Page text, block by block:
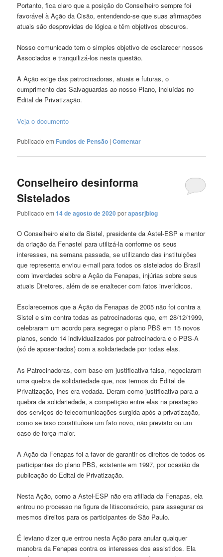
Portanto, fica claro que a posição do Conselheiro sempre foi
favorável à Ação da Cisão, entendendo-se que suas afirmações
atuais são desprovidas de lógica e têm objetivos obscuros.
Nosso comunicado tem o simples objetivo de esclarecer nossos
Associados e tranquilizá-los nesta questão.
A Ação exige das patrocinadoras, atuais e futuras, o
cumprimento das Salvaguardas ao nosso Plano, incluídas no
Edital de Privatização.
Veja o documento
Publicado em Fundos de Pensão |Comentar
Conselheiro desinforma
Sistelados
Publicado em14 de agosto de 2020porapasrjblog
O Conselheiro eleito da Sistel, presidente da Astel-ESP e mentor
da criação da Fenastel para utilizá-la conforme os seus
interesses, na semana passada, se utilizando das instituições
que representa enviou e-mail para todos os sistelados do Brasil
com inverdades sobre a Ação da Fenapas, injúrias sobre seus
atuais Diretores, além de se enaltecer com fatos inverídicos.
Esclarecemos que a Ação da Fenapas de 2005 não foi contra a
Sistel e sim contra todas as patrocinadoras que, em 28/12/1999,
celebraram um acordo para segregar o plano PBS em 15 novos
planos, sendo 14 individualizados por patrocinadora e o PBS-A
(só de aposentados) com a solidariedade por todas elas.
As Patrocinadoras, com base em justificativa falsa, negociaram
uma quebra de solidariedade que, nos termos do Edital de
Privatização, lhes era vedada. Deram como justificativa para a
quebra de solidariedade, a competição entre elas na prestação
dos serviços de telecomunicações surgida após a privatização,
como se isso constituísse um fato novo, não previsto ou um
caso de força-maior.
A Ação da Fenapas foi a favor de garantir os direitos de todos os
participantes do plano PBS, existente em 1997, por ocasião da
publicação do Edital de Privatização.
Nesta Ação, como a Astel-ESP não era afiliada da Fenapas, ela
entrou no processo na figura de litisconsórcio, para assegurar os
mesmos direitos para os participantes de São Paulo.
É leviano dizer que entrou nesta Ação para anular qualquer
manobra da Fenapas contra os interesses dos assistidos. Ela